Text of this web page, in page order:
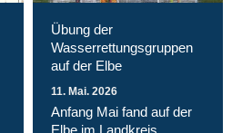
Übung der
Wasserrettungsgruppen
auf der Elbe
11. Mai. 2026
Anfang Mai fand auf der